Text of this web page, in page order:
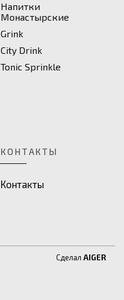
Напитки
Монастырские
Grink
City Drink
Toniс Sprinkle
КОНТАКТЫ
Контакты
Сделал AIGER